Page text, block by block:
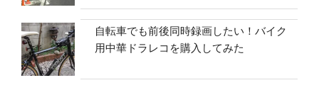
自転車でも前後同時録画したい！バイク
用中華ドラレコを購入してみた